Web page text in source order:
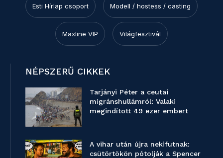
Esti Hírlap csoport Modell / hostess / casting
Maxline VIP Világfesztivál
NÉPSZERŰ CIKKEK
Tarjányi Péter a ceutai
migránshullámról: Valaki
megindított 49 ezer embert
A vihar után újra nekifutnak:
csütörtökön pótolják a Spencer